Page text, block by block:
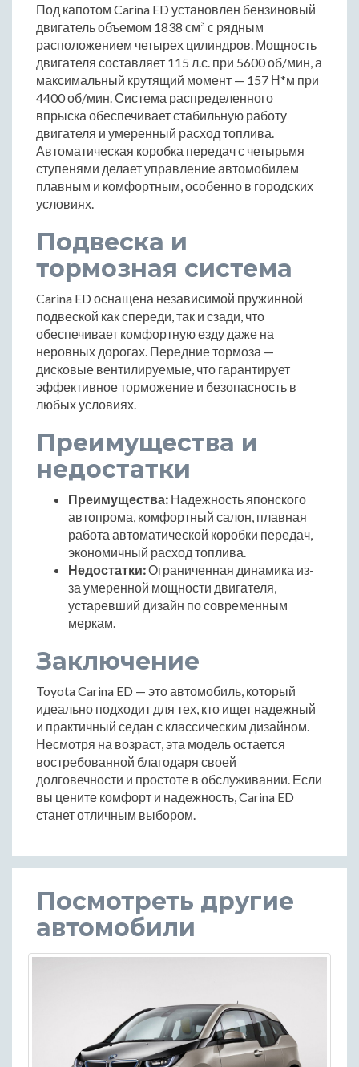
Под капотом Carina ED установлен бензиновый
двигатель объемом 1838 см³ с рядным
расположением четырех цилиндров. Мощность
двигателя составляет 115 л.с. при 5600 об/мин, а
максимальный крутящий момент — 157 Н*м при
4400 об/мин. Система распределенного
впрыска обеспечивает стабильную работу
двигателя и умеренный расход топлива.
Автоматическая коробка передач с четырьмя
ступенями делает управление автомобилем
плавным и комфортным, особенно в городских
условиях.
Подвеска и
тормозная система
Carina ED оснащена независимой пружинной
подвеской как спереди, так и сзади, что
обеспечивает комфортную езду даже на
неровных дорогах. Передние тормоза —
дисковые вентилируемые, что гарантирует
эффективное торможение и безопасность в
любых условиях.
Преимущества и
недостатки
Преимущества: Надежность японского
автопрома, комфортный салон, плавная
работа автоматической коробки передач,
экономичный расход топлива.
Недостатки:Ограниченная динамика из-
за умеренной мощности двигателя,
устаревший дизайн по современным
меркам.
Заключение
Toyota Carina ED — это автомобиль, который
идеально подходит для тех, кто ищет надежный
и практичный седан с классическим дизайном.
Несмотря на возраст, эта модель остается
востребованной благодаря своей
долговечности и простоте в обслуживании. Если
вы цените комфорт и надежность, Carina ED
станет отличным выбором.
Посмотреть другие
автомобили